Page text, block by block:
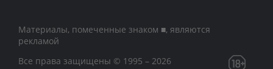
Материалы, помеченные знаком ■, являются
рекламой
Все права защищены © 1995 – 2026